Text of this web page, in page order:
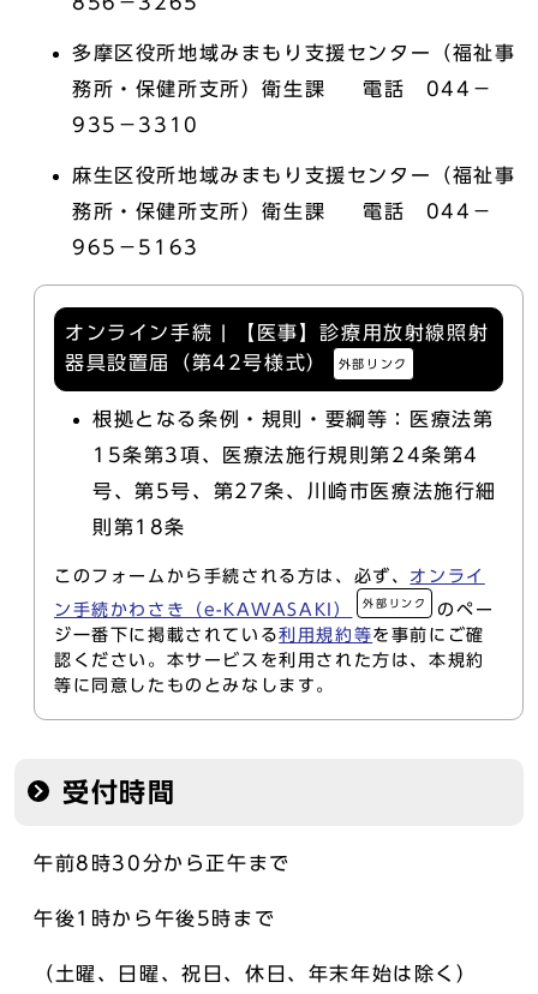
多摩区役所地域みまもり支援センター（福祉事
務所・保健所支所）衛生課 電話 044－
935－3310
麻生区役所地域みまもり支援センター（福祉事
務所・保健所支所）衛生課 電話 044－
965－5163
オンライン手続 | 【医事】診療用放射線照射
器具設置届（第42号様式）
外部リンク
根拠となる条例・規則・要綱等：医療法第
15条第3項、医療法施行規則第24条第4
号、第5号、第27条、川崎市医療法施行細
則第18条
このフォームから手続される方は、必ず、 オンライ
ン手続かわさき（e-KAWASAKI）
外部リンク
のペー
ジ一番下に掲載されている利用規約等を事前にご確
認ください。本サービスを利用された方は、本規約
等に同意したものとみなします。
受付時間
午前8時30分から正午まで
午後1時から午後5時まで
（土曜、日曜、祝日、休日、年末年始は除く）